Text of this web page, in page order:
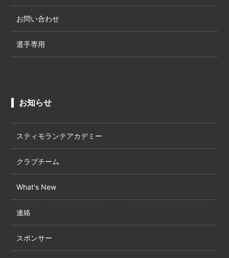
お問い合わせ
選手専用
お知らせ
スティモランテアカデミー
クラブチーム
What's New
連絡
スポンサー